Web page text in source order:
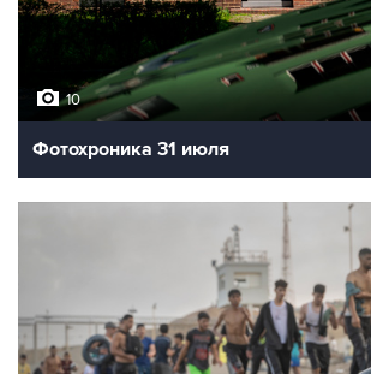
10
Фотохроника 31 июля